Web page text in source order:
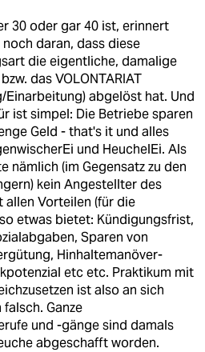
30 oder gar 40 ist, erinnert
daran, dass diese
die eigentliche, damalige
das VOLONTARIAT
Einarbeitung) abgelöst hat. Und
ist simpel: Die Betriebe sparen
Geld - that's it und alles
und HeuchelEi. Als
nämlich (im Gegensatz zu den
kein Angestellter des
allen Vorteilen (für die
etwas bietet: Kündigungsfrist,
Sparen von
Hinhaltemanöver-
etc etc. Praktikum mit
ist also an sich
Ganze
und -gänge sind damals
abgeschafft worden.